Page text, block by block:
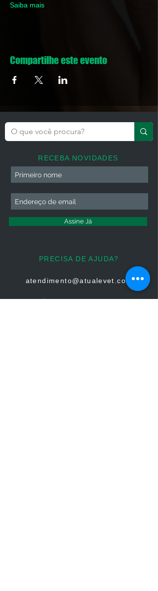
Saiba mais
Compartilhe este evento
RECEBA NOVIDADES
Assine Já
PRECISA DE AJUDA?
atendimento@atualevet.com